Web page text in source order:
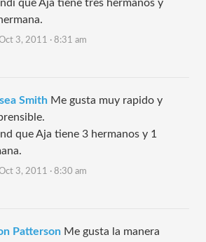
que Aja tiene tres hermanos y
3, 2011 · 8:31 am
Smith Me gusta muy rapido y
que Aja tiene 3 hermanos y 1
3, 2011 · 8:30 am
Patterson Me gusta la manera